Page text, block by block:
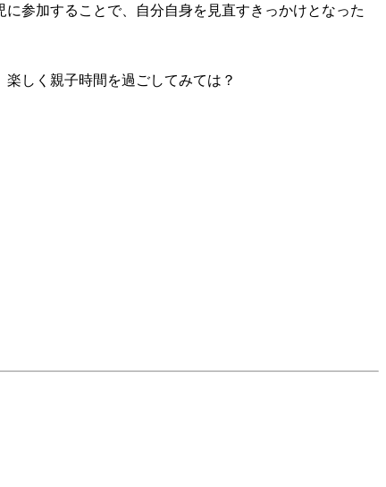
参加することで、自分自身を見直すきっかけとなった
しく親子時間を過ごしてみては？